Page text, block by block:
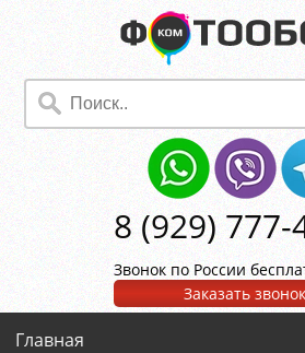
8 (929) 777-
Звонок по России
Заказать звонок
Главная